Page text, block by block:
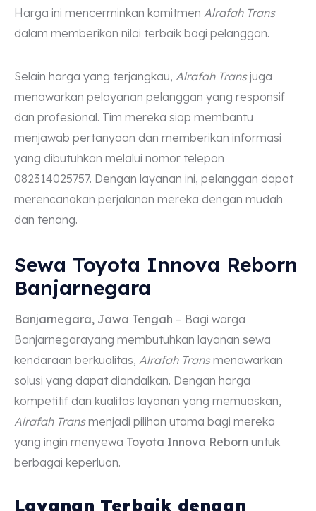
Harga ini mencerminkan komitmen Alrafah Trans
dalam memberikan nilai terbaik bagi pelanggan.
Selain harga yang terjangkau, Alrafah Transjuga
menawarkan pelayanan pelanggan yang responsif
dan profesional. Tim mereka siap membantu
menjawab pertanyaan dan memberikan informasi
yang dibutuhkan melalui nomor telepon
082314025757. Dengan layanan ini, pelanggan dapat
merencanakan perjalanan mereka dengan mudah
dan tenang.
Sewa Toyota Innova Reborn
Banjarnegara
Banjarnegara, Jawa Tengah – Bagi warga
Banjarnegarayang membutuhkan layanan sewa
kendaraan berkualitas, Alrafah Transmenawarkan
solusi yang dapat diandalkan. Dengan harga
kompetitif dan kualitas layanan yang memuaskan,
Alrafah Transmenjadi pilihan utama bagi mereka
yang ingin menyewa Toyota Innova Reborn untuk
berbagai keperluan.
Layanan Terbaik dengan